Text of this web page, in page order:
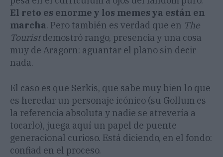
El reto es enorme y los memes ya están en
marcha. Pero también es verdad que en The
Touristdemostró rango, presencia y una cosa
muy de Aragorn: aguantar el plano sin decir
nada.
El caso es que Serkis, que sabe muy bien lo que
es heredar un personaje icónico (su Gollum es
la referencia absoluta y nadie se atrevería a
tocarlo), juega aquí un papel de puente
generacional curioso. Está diciendo, en el fondo:
confiad en el proceso.